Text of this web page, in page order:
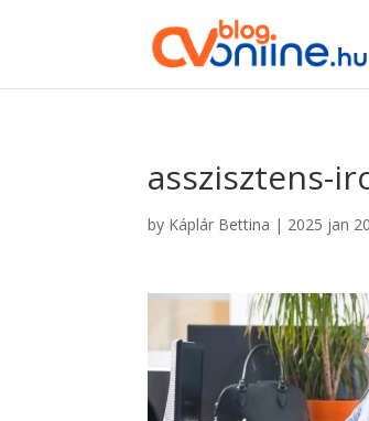
asszisztens-
by Káplár Bettina | 2025 jan